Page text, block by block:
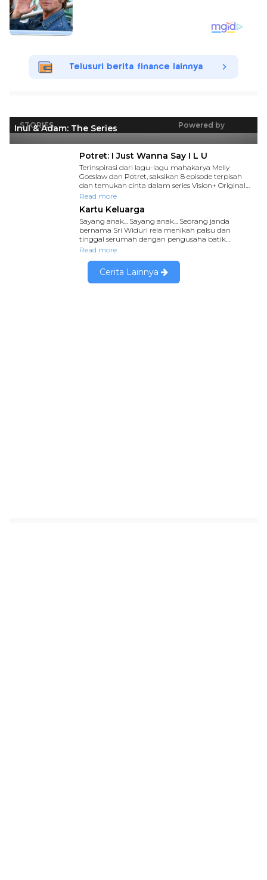
Telusuri berita finance lainnya